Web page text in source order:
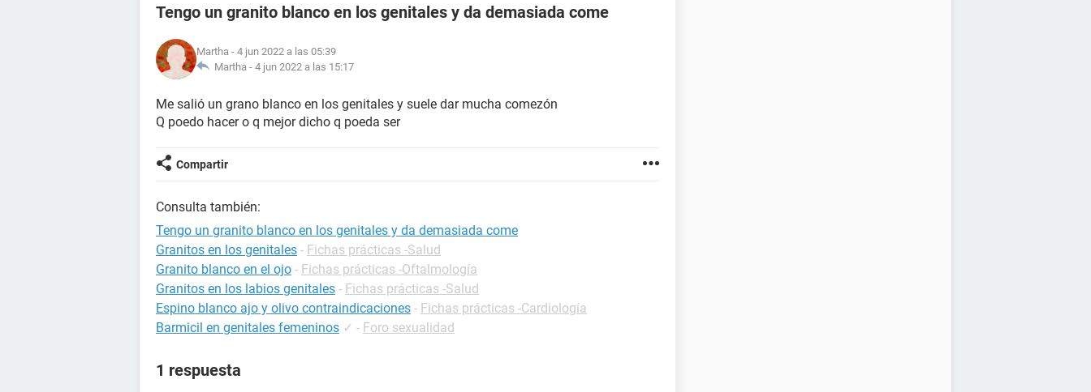
Tengo un granito blanco en los genitales y da demasiada come
Martha - 4 jun 2022 a las 05:39
Martha - 4 jun 2022 a las 15:17
Me salió un grano blanco en los genitales y suele dar mucha comezón
Q poedo hacer o q mejor dicho q poeda ser
Compartir
Consulta también:
Tengo un granito blanco en los genitales y da demasiada come
Granitos en los genitales - Fichas prácticas -Salud
Granito blanco en el ojo - Fichas prácticas -Oftalmología
Granitos en los labios genitales - Fichas prácticas -Salud
Espino blanco ajo y olivo contraindicaciones - Fichas prácticas -Cardiología
Barmicil en genitales femeninos ✓ - Foro sexualidad
1 respuesta